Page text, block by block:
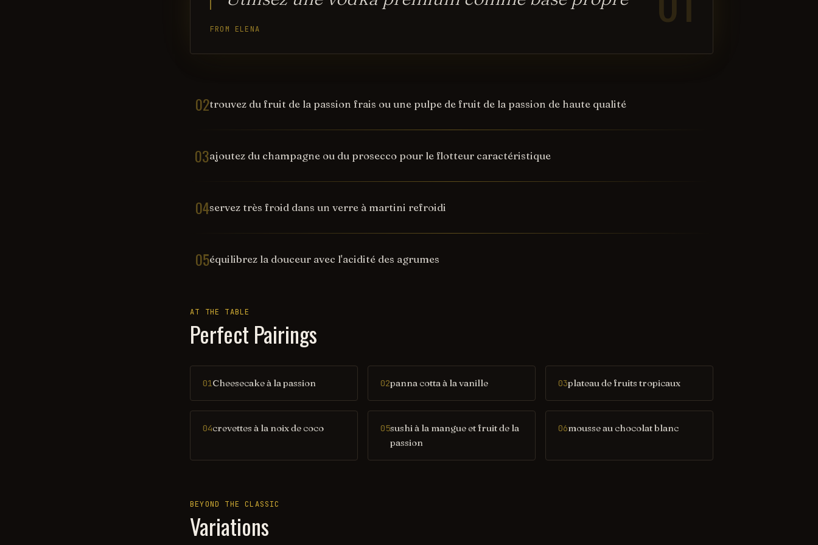
FROM ELENA
02trouvez du fruit de la passion frais ou une pulpe de fruit de la passion de haute qualité
03ajoutez du champagne ou du prosecco pour le flotteur caractéristique
04servez très froid dans un verre à martini refroidi
05équilibrez la douceur avec l'acidité des agrumes
AT THE TABLE
Perfect Pairings
01Cheesecake à la passion 02panna cotta à la vanille 03plateau de fruits tropicaux
04crevettes à la noix de coco 05sushi à la mangue et fruit de la
passion
06mousse au chocolat blanc
BEYOND THE CLASSIC
Variations